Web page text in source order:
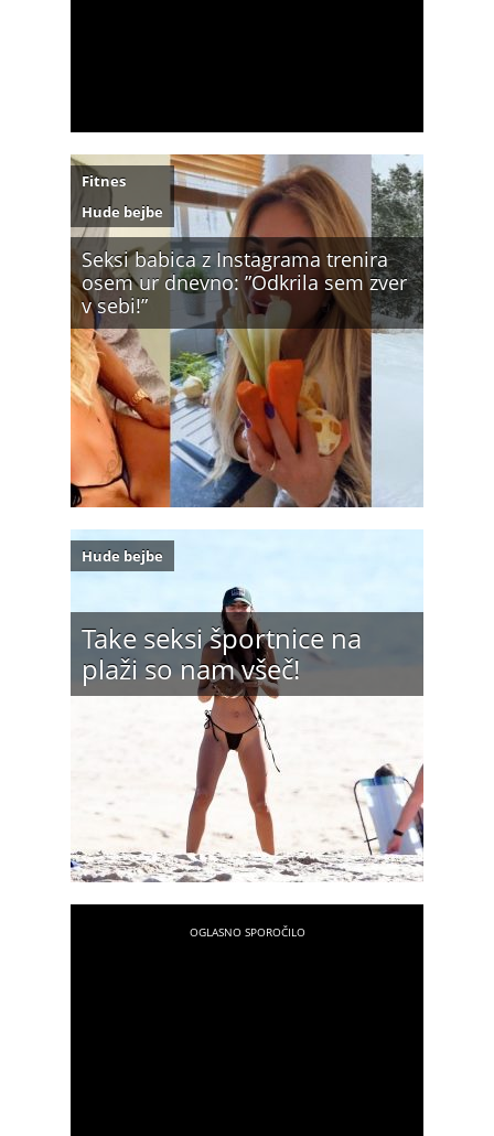
Seksi babica z Instagrama trenira
osem ur dnevno: ”Odkrila sem zver
v sebi!”
Fitnes
Hude bejbe
Take seksi športnice na
plaži so nam všeč!
Hude bejbe